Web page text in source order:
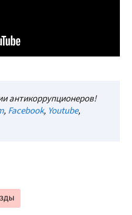
антикоррупционеров!
, Facebook, Youtube,